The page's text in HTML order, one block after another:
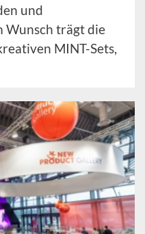
und
Wunsch trägt die
MINT-Sets,